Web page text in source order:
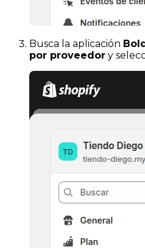
Busca la aplicación Bold
por proveedor y